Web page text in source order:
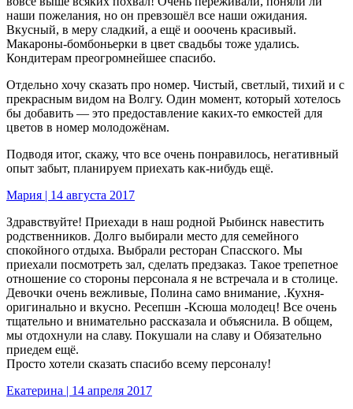
наши пожелания, но он превзошёл все наши ожидания.
Вкусный, в меру сладкий, а ещё и ооочень красивый.
Макароны-бомбоньерки в цвет свадьбы тоже удались.
Кондитерам преогромнейшее спасибо.
Отдельно хочу сказать про номер. Чистый, светлый, тихий и с
прекрасным видом на Волгу. Один момент, который хотелось
бы добавить — это предоставление каких-то емкостей для
цветов в номер молодожёнам.
Подводя итог, скажу, что все очень понравилось, негативный
опыт забыт, планируем приехать как-нибудь ещё.
Мария | 14 августа 2017
Здравствуйте! Приехади в наш родной Рыбинск навестить
родственников. Долго выбирали место для семейного
спокойного отдыха. Выбрали ресторан Спасского. Мы
приехали посмотреть зал, сделать предзаказ. Такое трепетное
отношение со стороны персонала я не встречала и в столице.
Девочки очень вежливые, Полина само внимание, .Кухня-
оригинально и вкусно. Ресепшн -Ксюша молодец! Все очень
тщательно и внимательно рассказала и объяснила. В общем,
мы отдохнули на славу. Покушали на славу и Обязательно
приедем ещё.
Просто хотели сказать спасибо всему персоналу!
Екатерина | 14 апреля 2017